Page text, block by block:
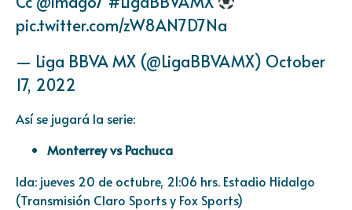
pic.twitter.com/zW8AN7D7Na
— Liga BBVA MX (@LigaBBVAMX) October
17, 2022
Así se jugará la serie:
Monterrey vs Pachuca
Ida: jueves 20 de octubre, 21:06 hrs. Estadio Hidalgo
(Transmisión Claro Sports y Fox Sports)